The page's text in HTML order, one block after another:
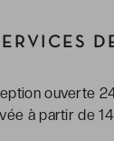
ouverte
à partir de